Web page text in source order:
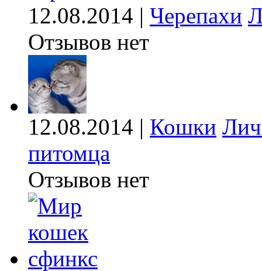
12.08.2014 | Черепахи
Отзывов нет
12.08.2014 | Кошки
питомца
Отзывов нет